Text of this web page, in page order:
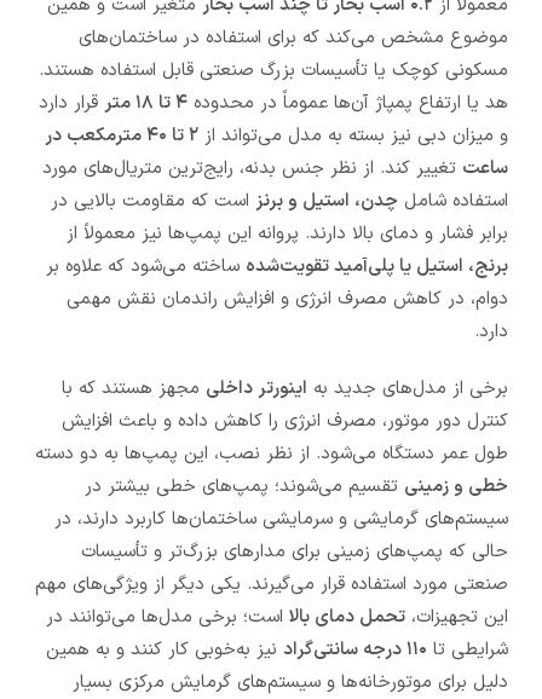
موضوع مشخص می‌کند که برای استفاده در ساختمان‌های
مسکونی کوچک یا تأسیسات بزرگ صنعتی قابل استفاده هستند.
هد یا ارتفاع پمپاژ آن‌ها عموماً در محدوده ۴ تا ۱۸ متر
قرار دارد
و میزان دبی نیز بسته به مدل می‌تواند از
۲ تا ۴۰ مترمکعب در
ساعت تغییر کند. از نظر جنس بدنه، رایج‌ترین متریال‌های مورد
استفاده شامل چدن، استیل و برنز است که مقاومت بالایی در
برابر فشار و دمای بالا دارند. پروانه این پمپ‌ها نیز معمولاً از
برنج، استیل یا پلی‌آمید تقویت‌شده ساخته می‌شود که علاوه بر
دوام، در کاهش مصرف انرژی و افزایش راندمان نقش مهمی
دارد.
برخی از مدل‌های جدید به اینورتر داخلی مجهز هستند که با
کنترل دور موتور، مصرف انرژی را کاهش داده و باعث افزایش
طول عمر دستگاه می‌شود. از نظر نصب، این پمپ‌ها به دو دسته
خطی و زمینی تقسیم می‌شوند؛ پمپ‌های خطی بیشتر در
سیستم‌های گرمایشی و سرمایشی ساختمان‌ها کاربرد دارند، در
حالی که پمپ‌های زمینی برای مدارهای بزرگ‌تر و تأسیسات
صنعتی مورد استفاده قرار می‌گیرند. یکی دیگر از ویژگی‌های مهم
این تجهیزات، تحمل دمای بالا است؛ برخی مدل‌ها می‌توانند در
شرایطی تا ۱۱۰ درجه سانتی‌گراد
نیز به‌خوبی کار کنند و به همین
دلیل برای موتورخانه‌ها و سیستم‌های گرمایش مرکزی بسیار